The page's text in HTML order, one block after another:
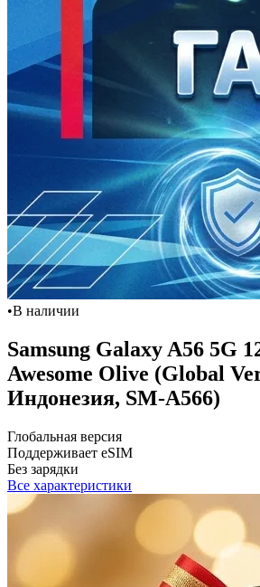
•В наличии
Samsung Galaxy A56 5G
Awesome Olive (Global
Индонезия, SM-A566)
Глобальная версия
Поддерживает eSIM
Без зарядки
Все характеристики